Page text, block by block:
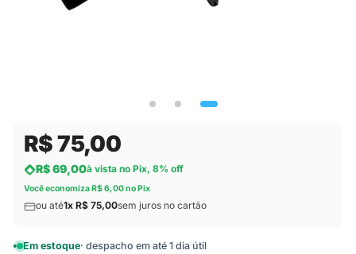
R$ 75,00
R$ 69,00à vista no Pix, 8% off
Você economiza R$ 6,00 no Pix
ou até1x R$ 75,00sem juros no cartão
Em estoque· despacho em até 1 dia útil